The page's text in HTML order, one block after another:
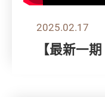
2025.02.17
【最新一